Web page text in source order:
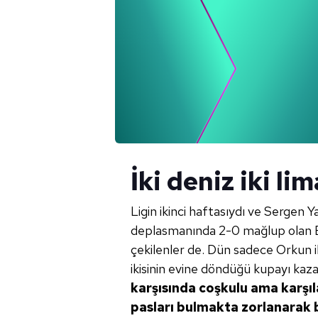
İki deniz iki
Ligin ikinci haftasıydı ve Sergen
deplasmanında 2-0 mağlup olan
çekilenler de. Dün sadece Orkun
ikisinin evine döndüğü kupayı
karşısında coşkulu ama
pasları bulmakta zorlanarak